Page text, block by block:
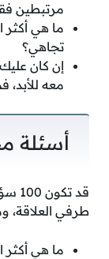
مرتبطين
ما هي أكثر
تجاهي؟
إن كان
معه
أسئلة
قد
طرفي العلاقة،
ما هي أكثر